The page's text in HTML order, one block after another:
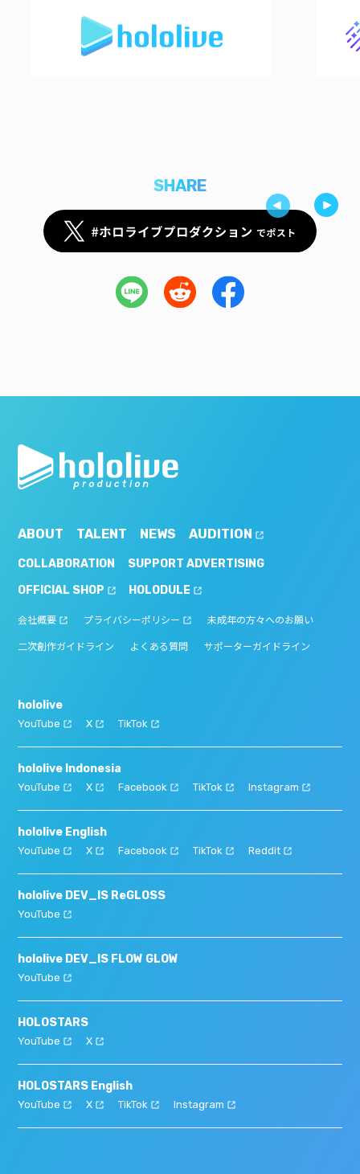
SHARE
ABOUT TALENT NEWS AUDITION
COLLABORATION
SUPPORT ADVERTISING
OFFICIAL SHOP
HOLODULE
会社概要 プライバシーポリシー 未成年の方々へのお願い
二次創作ガイドライン よくある質問 サポーターガイドライン
hololive
YouTube X TikTok
hololive Indonesia
YouTube X Facebook TikTok Instagram
hololive English
YouTube X Facebook TikTok Reddit
hololive DEV_IS ReGLOSS
YouTube
hololive DEV_IS FLOW GLOW
YouTube
HOLOSTARS
YouTube X
HOLOSTARS English
YouTube X TikTok Instagram